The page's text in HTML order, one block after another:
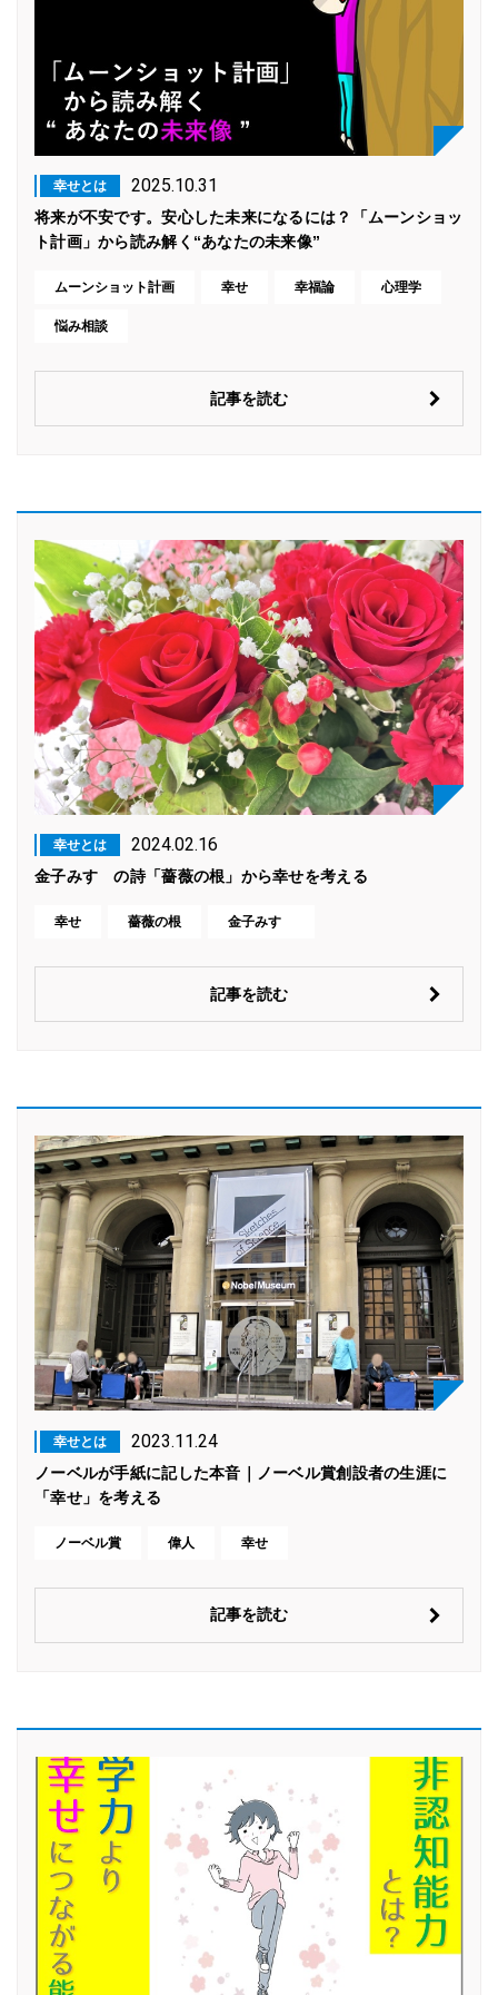
幸せとは 2025.10.31
将来が不安です。安心した未来になるには？「ムーンショッ
ト計画」から読み解く“あなたの未来像”
ムーンショット計画 幸せ 幸福論 心理学
悩み相談
記事を読む
幸せとは 2024.02.16
金子みすゞの詩「薔薇の根」から幸せを考える
幸せ 薔薇の根 金子みすゞ
記事を読む
幸せとは 2023.11.24
ノーベルが手紙に記した本音｜ノーベル賞創設者の生涯に
「幸せ」を考える
ノーベル賞 偉人 幸せ
記事を読む